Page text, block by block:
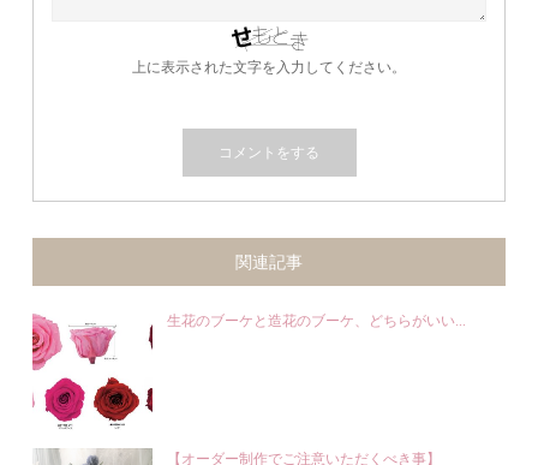
上に表示された文字を入力してください。
関連記事
生花のブーケと造花のブーケ、どちらがいい...
【オーダー制作でご注意いただくべき事】